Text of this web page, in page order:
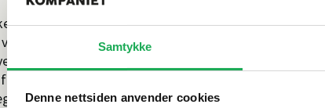
Samtykke
Denne nettsiden anvender cookies
mange ulike løsninger. Når du først skal rive alt, er
og jeg har alltid hatt en drøm om et badekar
god hjelp av superekspert på innredning, styling
at marmor ville bli for stivt og nesten litt
veldig fornøyd med nå, forteller Marte.